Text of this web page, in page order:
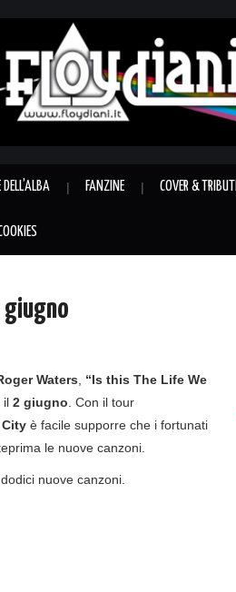
FANZINE COVER & TRIBUTI
giugno
Waters
“Is this The Life We
il 2 giugno . Con il tour
City è facile supporre che i fortunati
le nuove canzoni.
nuove canzoni.